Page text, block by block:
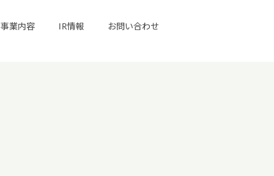
事業内容 IR情報 お問い合わせ